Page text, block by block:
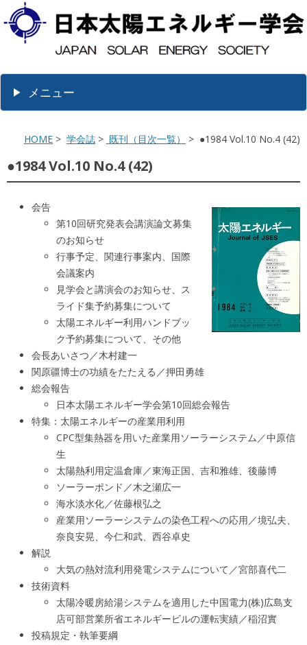
メニュー
HOME > 学会誌 > 既刊（目次一覧） > ●1984 Vol.10 No.4 (42)
●1984 Vol.10 No.4 (42)
会告
第10回研究発表会講演論文募集
のお知らせ
行事予定、関連行事案内、国際
会議案内
見学会と講演会のお知らせ、ス
ライド集予約募集について
太陽エネルギー利用ハンドブッ
ク予約募集について、その他
会長あいさつ／木村建一
関原疆博士の功績をたたえる／押田勇雄
総会報告
日本太陽エネルギー学会第10回総会報告
特集：太陽エネルギーの産業用利用
CPC型集熱器を用いた産業用ソーラーシステム／中原信
生
太陽熱利用定温倉庫／東海正国、吉和雅雄、後藤博
ソーラーポンド／木之瀬広一
海水淡水化／佐藤根弘之
産業用ソーラーシステムの染色工程への応用／境弘夫、
奈良安晃、今仁和武、西谷卓史
解説
大気の熱対流利用発電システムについて／宮部喜代二
技術資料
太陽冷暖房給湯システムを適用した中国電力(株)広島支
店可部営業所省エネルギービルの運転実績／稲沼實
投稿規定・執筆要綱